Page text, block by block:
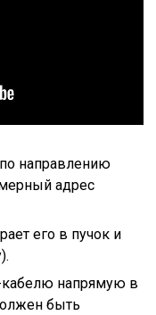
направлению
адрес
его в пучок и
кабелю напрямую в
быть